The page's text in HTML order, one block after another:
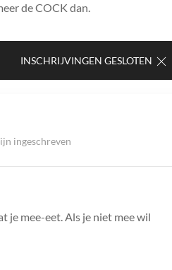
de COCK dan.
INSCHRIJVINGEN GESLOTEN
ingeschreven
je mee-eet. Als je niet mee wil